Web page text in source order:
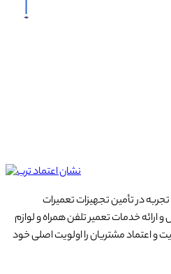
با نزدیک به ۲۰ سال تجربه در تأمین تجهیزات تعمیرات
خدمات تعمیر تلفن همراه و لوازم
و اعتماد مشتریان را اولویت اصلی خود